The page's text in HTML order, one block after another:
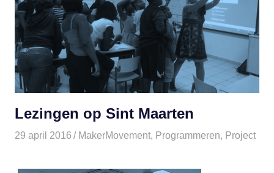
Lezingen op Sint Maarten
29 april 2016 paulinem
MakerMovement, Programmeren, Project